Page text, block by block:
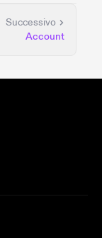
Successivo
Account